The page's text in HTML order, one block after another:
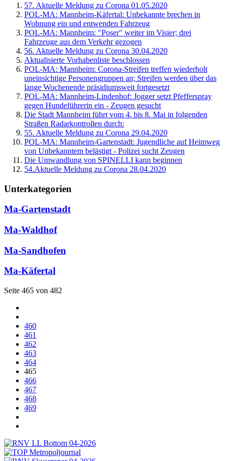
57. Aktuelle Meldung zu Corona 01.05.2020
POL-MA: Mannheim-Käfertal: Unbekannte brechen in
Wohnung ein und entwenden Fahrzeug
POL-MA: Mannheim: "Poser" weiter im Visier; drei
Fahrzeuge aus dem Verkehr gezogen
56. Aktuelle Meldung zu Corona 30.04.2020
Aktualisierte Vorhabenliste beschlossen
POL-MA: Mannheim: Corona-Streifen treffen wiederholt
uneinsichtige Personengruppen an; Streifen werden über das
lange Wochenende präsidiumsweit fortgesetzt
POL-MA: Mannheim-Lindenhof: Jogger setzt Pfefferspray
gegen Hundeführerin ein - Zeugen gesucht
Die Stadt Mannheim führt vom 4. bis 8. Mai in folgenden
Straßen Radarkontrollen durch:
55. Aktuelle Meldung zu Corona 29.04.2020
POL-MA: Mannheim-Gartenstadt: Jugendliche auf Heimweg
von Unbekanntem belästigt - Polizei sucht Zeugen
Die Umwandlung von SPINELLI kann beginnen
54.Aktuelle Meldung zu Corona 28.04.2020
Unterkategorien
Ma-Gartenstadt
Ma-Waldhof
Ma-Sandhofen
Ma-Käfertal
Seite 465 von 482
460
461
462
463
464
465
466
467
468
469